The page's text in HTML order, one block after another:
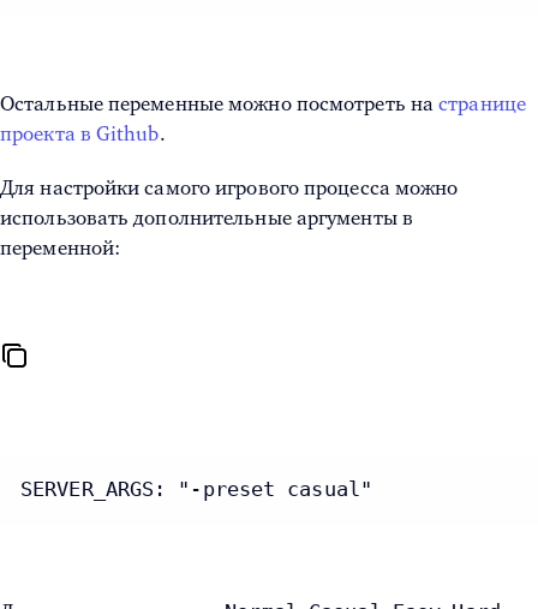
Остальные переменные можно посмотреть настранице
проекта в Github.
Для настройки самого игрового процесса можно
использовать дополнительные аргументы в
переменной:
SERVER_ARGS: "-preset casual"